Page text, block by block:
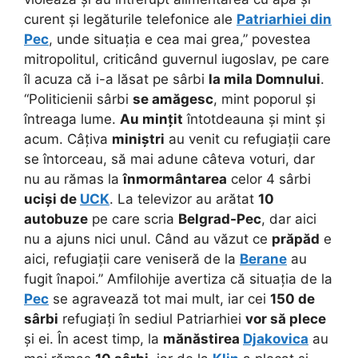
curent și legăturile telefonice ale Patriarhiei din
Pec, unde situația e cea mai grea,” povestea
mitropolitul, criticând guvernul iugoslav, pe care
îl acuza că i-a lăsat pe sârbi la mila Domnului.
“Politicienii sârbi se amăgesc, mint poporul și
întreaga lume. Au mințit întotdeauna și mint și
acum. Câțiva miniștri au venit cu refugiații care
se întorceau, să mai adune câteva voturi, dar
nu au rămas laînmormântarea celor 4 sârbi
uciși de UCK. La televizor au arătat 10
autobuze pe care scria Belgrad-Pec, dar aici
nu a ajuns nici unul. Când au văzut ce prăpăd e
aici, refugiații care veniseră de la Berane au
fugit înapoi.” Amfilohije avertiza că situația de la
Pec se agravează tot mai mult, iar cei 150 de
sârbi refugiați în sediul Patriarhiei vor să plece
și ei. În acest timp, la mănăstirea Djakovica au